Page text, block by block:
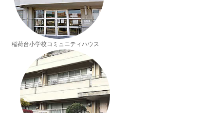
稲荷台小学校コミュニティハウス